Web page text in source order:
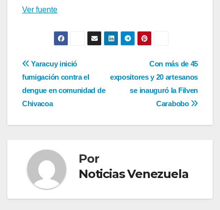
Ver fuente
Navegación
de
entradas
Con más de 45
expositores y 20 artesanos
se inauguró la Filven
Carabobo
Yaracuy inició
fumigación contra el
dengue en comunidad de
Chivacoa
Por
Noticias Venezuela